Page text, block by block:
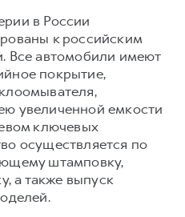
в России
к российским
Все автомобили имеют
покрытие,
увеличенной емкости
ключевых
осуществляется по
штамповку,
а также выпуск